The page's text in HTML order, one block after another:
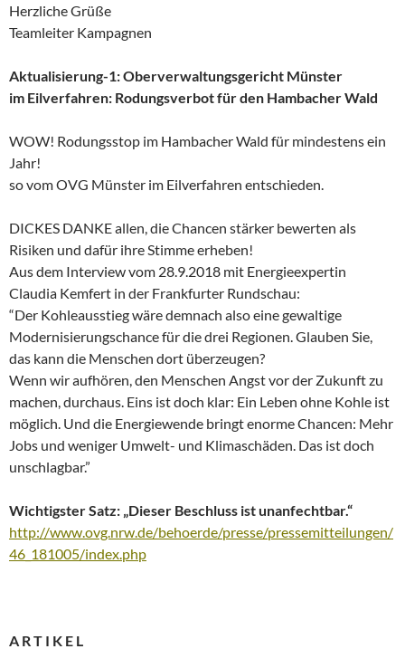
Herzliche Grüße
Teamleiter Kampagnen
Aktualisierung-1: Oberverwaltungsgericht Münster
im Eilverfahren: Rodungsverbot für den Hambacher Wald
WOW! Rodungsstop im Hambacher Wald für mindestens ein
Jahr!
so vom OVG Münster im Eilverfahren entschieden.
DICKES DANKE allen, die Chancen stärker bewerten als
Risiken und dafür ihre Stimme erheben!
Aus dem Interview vom 28.9.2018 mit Energieexpertin
Claudia Kemfert in der Frankfurter Rundschau:
“Der Kohleausstieg wäre demnach also eine gewaltige
Modernisierungschance für die drei Regionen. Glauben Sie,
das kann die Menschen dort überzeugen?
Wenn wir aufhören, den Menschen Angst vor der Zukunft zu
machen, durchaus. Eins ist doch klar: Ein Leben ohne Kohle ist
möglich. Und die Energiewende bringt enorme Chancen: Mehr
Jobs und weniger Umwelt- und Klimaschäden. Das ist doch
unschlagbar.”
Wichtigster Satz: „Dieser Beschluss ist unanfechtbar.“
http://www.ovg.nrw.de/behoerde/presse/pressemitteilungen/
46_181005/index.php
A R T I K E L